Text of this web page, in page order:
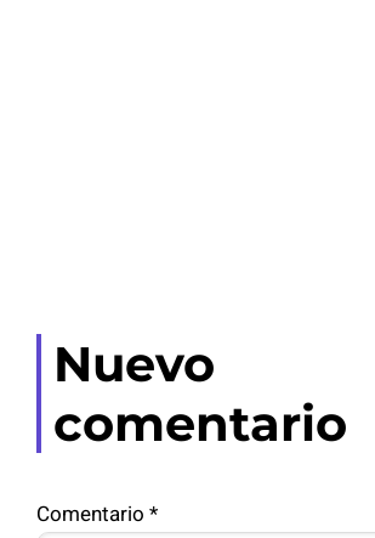
Nuevo
comentario
Comentario *